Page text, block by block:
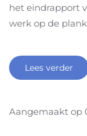
het eindrapport
werk op de
Lees verder
Aangemaakt op